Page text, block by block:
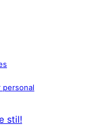
personal